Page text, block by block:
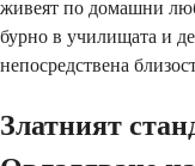
живеят по домашни
бурно в училищата и
непосредствена
Златният